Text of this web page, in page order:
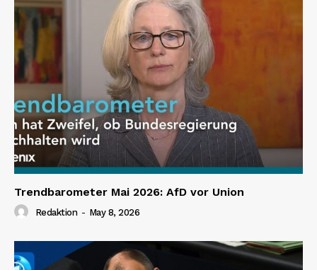
Trendbarometer Mai 2026: AfD vor Union
Redaktion - May 8, 2026